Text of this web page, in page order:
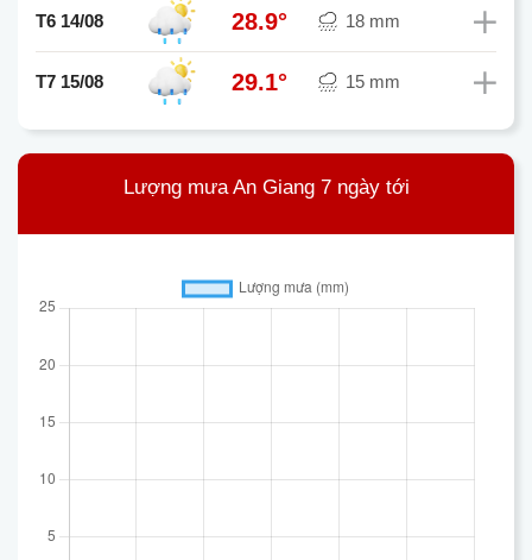
T6 14/08 28.9° 18 mm
T7 15/08 29.1° 15 mm
Lượng mưa An Giang 7 ngày tới